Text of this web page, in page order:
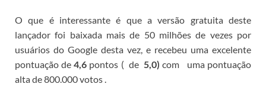
O que é interessante é que a versão gratuita deste
lançador foi baixada mais de 50 milhões de vezes por
usuários do Google desta vez, e recebeu uma excelente
pontuação de4,6 pontos ( de5,0) com uma pontuação
alta de800.000 votos.